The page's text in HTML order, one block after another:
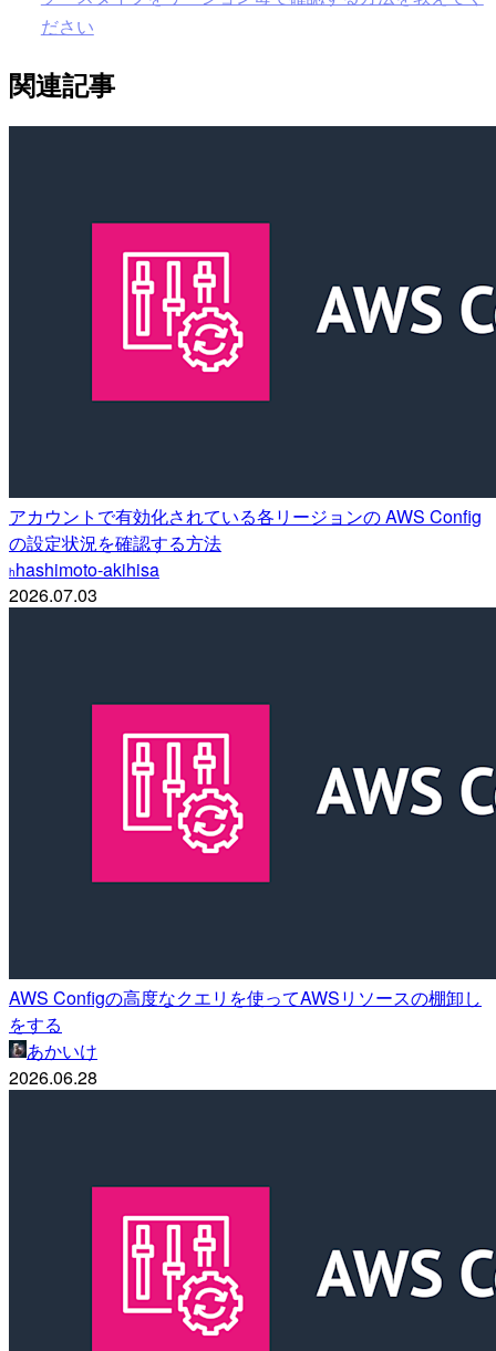
ださい
関連記事
アカウントで有効化されている各リージョンの AWS Config
の設定状況を確認する方法
hhashimoto-akihisa
2026.07.03
AWS Configの高度なクエリを使ってAWSリソースの棚卸し
をする
あかいけ
2026.06.28